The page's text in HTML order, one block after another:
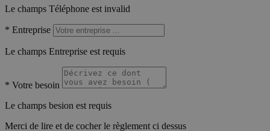
Le champs Téléphone est invalid
* Entreprise
Le champs Entreprise est requis
* Votre besoin
Le champs besion est requis
Merci de lire et de cocher le règlement ci dessus